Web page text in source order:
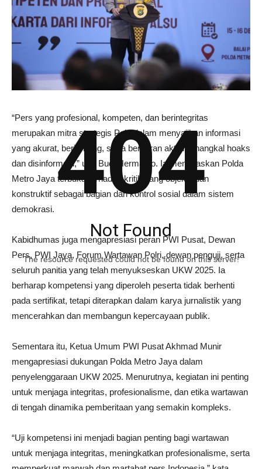
“Pers yang profesional, kompeten, dan berintegritas
merupakan mitra strategis Polri dalam menyajikan informasi
yang akurat, berimbang, serta berperan aktif menangkal hoaks
dan disinformasi,” ujar Budi Hermanto. Ia menegaskan Polda
Metro Jaya terbuka terhadap kritik yang objektif dan
konstruktif sebagai bagian dari kontrol sosial dalam sistem
demokrasi.
Kabidhumas juga mengapresiasi peran PWI Pusat, Dewan
Pers, PWI Jaya, Forum Wartawan Polri, dewan penguji, serta
seluruh panitia yang telah menyukseskan UKW 2025. Ia
berharap kompetensi yang diperoleh peserta tidak berhenti
pada sertifikat, tetapi diterapkan dalam karya jurnalistik yang
mencerahkan dan membangun kepercayaan publik.
Sementara itu, Ketua Umum PWI Pusat Akhmad Munir
mengapresiasi dukungan Polda Metro Jaya dalam
penyelenggaraan UKW 2025. Menurutnya, kegiatan ini penting
untuk menjaga integritas, profesionalisme, dan etika wartawan
di tengah dinamika pemberitaan yang semakin kompleks.
“Uji kompetensi ini menjadi bagian penting bagi wartawan
untuk menjaga integritas, meningkatkan profesionalisme, serta
404
Not Found
The resource requested could not be found on this server!